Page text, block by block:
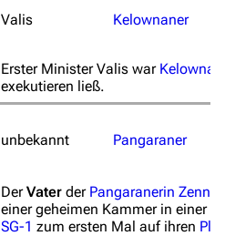
Valis Kelownaner
Erster Minister Valis war Kelownas
exekutieren ließ.
unbekannt Pangaraner
DerVater der Pangaranerin Zenna
einer geheimen Kammer in einer
SG-1 zum ersten Mal auf ihren